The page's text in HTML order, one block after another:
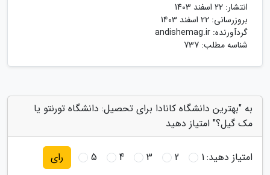
انتشار: 22 اسفند 1403
بروزرسانی: 22 اسفند 1403
گردآورنده: andishemag.ir
شناسه مطلب: 737
به "بهترین دانشگاه کانادا برای تحصیل: دانشگاه تورنتو یا
مک گیل؟" امتیاز دهید
امتیاز دهید:1
2
3
4
5 رای